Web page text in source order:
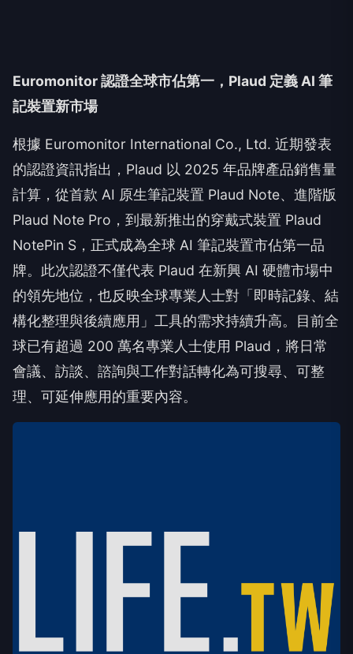
Euromonitor 認證全球市佔第一，Plaud 定義 AI 筆
記裝置新市場
根據 Euromonitor International Co., Ltd. 近期發表
的認證資訊指出，Plaud 以 2025 年品牌產品銷售量
計算，從首款 AI 原生筆記裝置 Plaud Note、進階版
Plaud Note Pro，到最新推出的穿戴式裝置 Plaud
NotePin S，正式成為全球 AI 筆記裝置市佔第一品
牌。此次認證不僅代表 Plaud 在新興 AI 硬體市場中
的領先地位，也反映全球專業人士對「即時記錄、結
構化整理與後續應用」工具的需求持續升高。目前全
球已有超過 200 萬名專業人士使用 Plaud，將日常
會議、訪談、諮詢與工作對話轉化為可搜尋、可整
理、可延伸應用的重要內容。